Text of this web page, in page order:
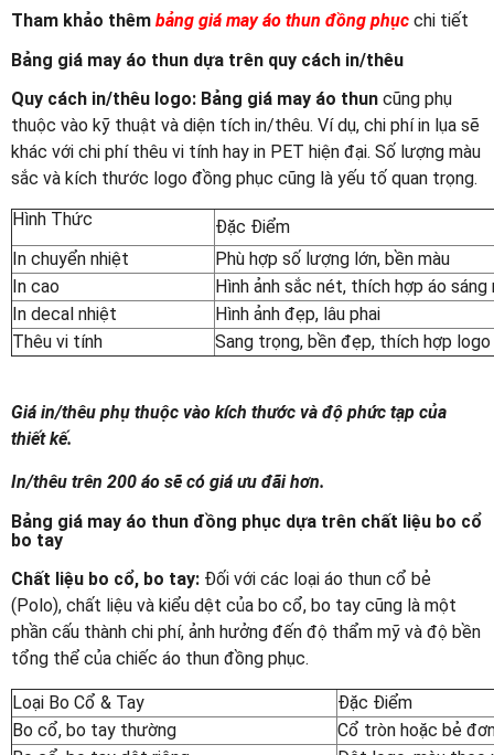
Tham khảo thêm bảng giá may áo thun đồng phục chi tiết
Bảng giá may áo thun dựa trên quy cách in/thêu
Quy cách in/thêu logo: Bảng giá may áo thun cũng phụ
thuộc vào kỹ thuật và diện tích in/thêu. Ví dụ, chi phí in lụa sẽ
khác với chi phí thêu vi tính hay in PET hiện đại. Số lượng màu
sắc và kích thước logo đồng phục cũng là yếu tố quan trọng.
Hình Thức
Đặc Điểm
In chuyển nhiệt
Phù hợp số lượng lớn, bền màu
In cao
Hình ảnh sắc nét, thích hợp áo sáng
In decal nhiệt
Hình ảnh đẹp, lâu phai
Thêu vi tính
Sang trọng, bền đẹp, thích hợp logo
Giá in/thêu phụ thuộc vào kích thước và độ phức tạp của
thiết kế.
In/thêu trên 200 áo sẽ có giá ưu đãi hơn.
Bảng giá may áo thun đồng phục dựa trên chất liệu bo cổ
bo tay
Chất liệu bo cổ, bo tay: Đối với các loại áo thun cổ bẻ
(Polo), chất liệu và kiểu dệt của bo cổ, bo tay cũng là một
phần cấu thành chi phí, ảnh hưởng đến độ thẩm mỹ và độ bền
tổng thể của chiếc áo thun đồng phục.
Loại Bo Cổ & Tay
Đặc Điểm
Bo cổ, bo tay thường
Cổ tròn hoặc bẻ